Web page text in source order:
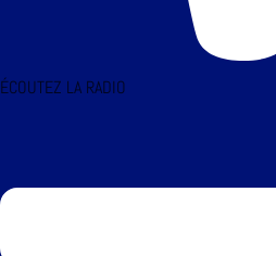
ÉCOUTEZ LA RADIO